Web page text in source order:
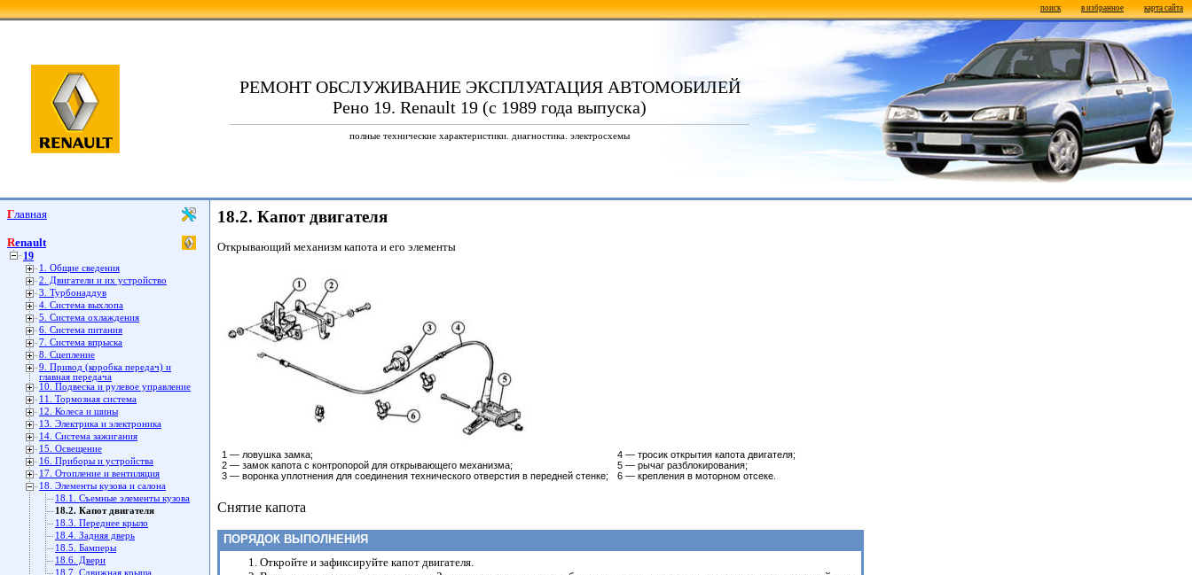
поиск в избранное карта сайта
РЕМОНТ ОБСЛУЖИВАНИЕ ЭКСПЛУАТАЦИЯ АВТОМОБИЛЕЙ
Рено 19. Renault 19 (с 1989 года выпуска)
полные технические характеристики. диагностика. электросхемы
Главная
Renault
19
1. Общие сведения
2. Двигатели и их устройство
3. Турбонаддув
4. Система выхлопа
5. Система охлаждения
6. Система питания
7. Система впрыска
8. Сцепление
9. Привод (коробка передач) и
главная передача
10. Подвеска и рулевое управление
11. Тормозная система
12. Колеса и шины
13. Электрика и электроника
14. Система зажигания
15. Освещение
16. Приборы и устройства
17. Отопление и вентиляция
18. Элементы кузова и салона
18.1. Съемные элементы кузова
18.2. Капот двигателя
18.3. Переднее крыло
18.4. Задняя дверь
18.5. Бамперы
18.6. Двери
18.7. Сдвижная крыша
18.2. Капот двигателя
Открывающий механизм капота и его элементы
1 — ловушка замка;
2 — замок капота с контропорой для открывающего механизма;
3 — воронка уплотнения для соединения технического отверстия в передней стенке;
4 — тросик открытия капота двигателя;
5 — рычаг разблокирования;
6 — крепления в моторном отсеке.
Снятие капота
ПОРЯДОК ВЫПОЛНЕНИЯ
Откройте и зафиксируйте капот двигателя.